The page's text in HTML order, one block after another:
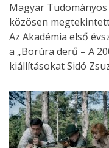
Magyar
közösen
Az Akadémia első
a „Borúra derű – A
kiállításokat Sidó